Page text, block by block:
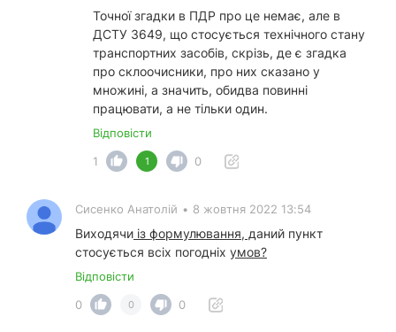
Точної згадки в ПДР про це немає, але в
ДСТУ 3649, що стосується технічного стану
транспортних засобів, скрізь, де є згадка
про склоочисники, про них сказано у
множині, а значить, обидва повинні
працювати, а не тільки один.
Відповісти
1
1 0
Сисенко Анатолій • 8 жовтня 2022 13:54
Виходячи із формулювання, даний пункт
стосується всіх погодніх умов?
Відповісти
0
0 0